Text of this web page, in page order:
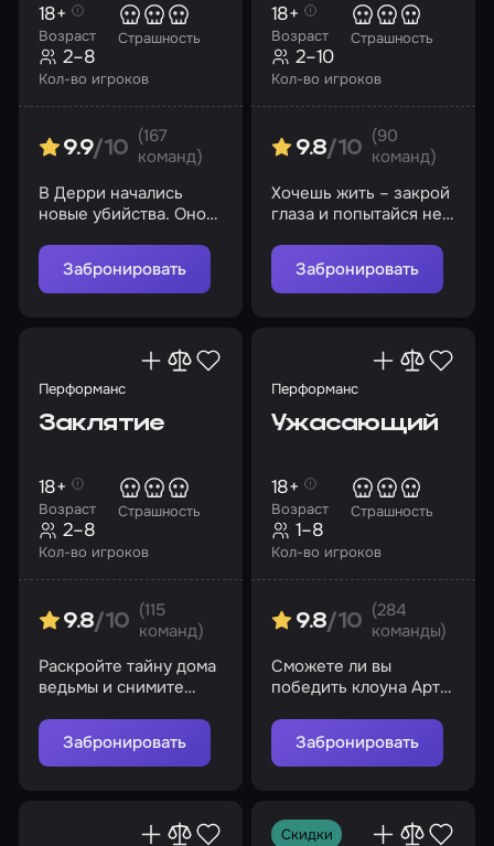
Возраст
18+
Страшность
Кол-во игроков
2–8
9.9/10
(167
команд)
В Дерри начались
новые убийства. Оно
Забронировать
Возраст
18+
Страшность
Кол-во игроков
2–10
9.8/10
(90
команд)
Хочешь жить – закрой
глаза и попытайся не
Забронировать
Перформанс
Заклятие
Возраст
18+
Страшность
Кол-во игроков
2–8
9.8/10
(115
команд)
Раскройте тайну дома
ведьмы и снимите
Забронировать
Перформанс
Ужасающий
Возраст
18+
Страшность
Кол-во игроков
1–8
9.8/10
(284
команды)
Сможете ли вы
победить клоуна Арта
Забронировать
Скидки